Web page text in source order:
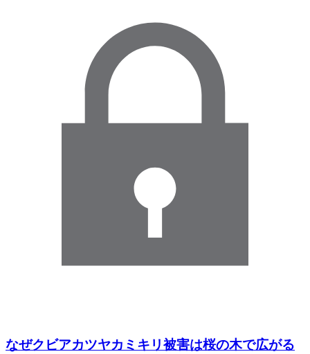
なぜクビアカツヤカミキリ被害は桜の木で広がる